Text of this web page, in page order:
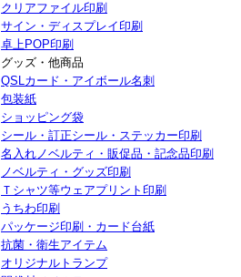
クリアファイル印刷
サイン・ディスプレイ印刷
卓上POP印刷
グッズ・他商品
QSLカード・アイボール名刺
包装紙
ショッピング袋
シール・訂正シール・ステッカー印刷
名入れノベルティ・販促品・記念品印刷
ノベルティ・グッズ印刷
Ｔシャツ等ウェアプリント印刷
うちわ印刷
パッケージ印刷・カード台紙
抗菌・衛生アイテム
オリジナルトランプ